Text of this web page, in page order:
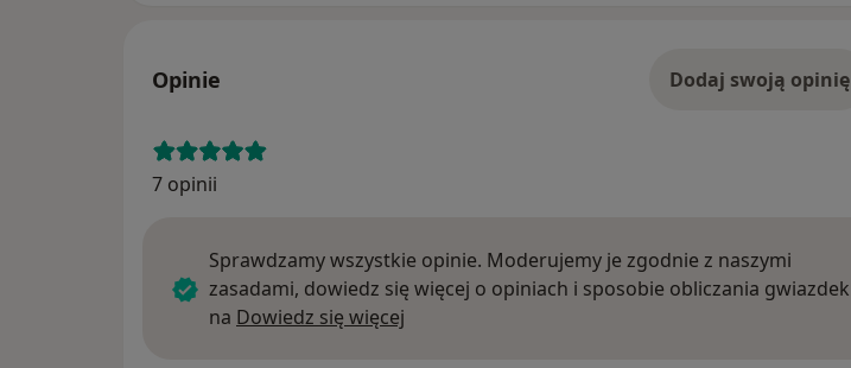
Opinie Dodaj swoją opinię
7 opinii
Sprawdzamy wszystkie opinie. Moderujemy je zgodnie z naszymi
zasadami, dowiedz się więcej o opiniach i sposobie obliczania gwiazdek
na Dowiedz się więcej